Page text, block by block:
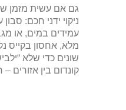
גם אם עשית מזמן
ניקוי ידני חכם:
עמידים במים, או
מלא, אחסון בקייס
שונים כדי שלא
קונדום בין אזורים